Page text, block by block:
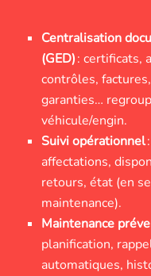
Centralisation
(GED): certificats,
contrôles,
garanties…
véhicule/engin.
Suivi opérationnel:
affectations,
retours, état (en
maintenance).
Maintenance
planification,
automatiques,